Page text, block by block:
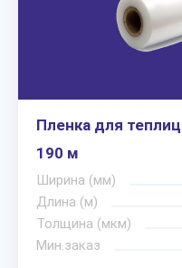
Пленка для
190 м
Ширина (мм)
Длина (м)
Толщина (мкм)
Мин.заказ